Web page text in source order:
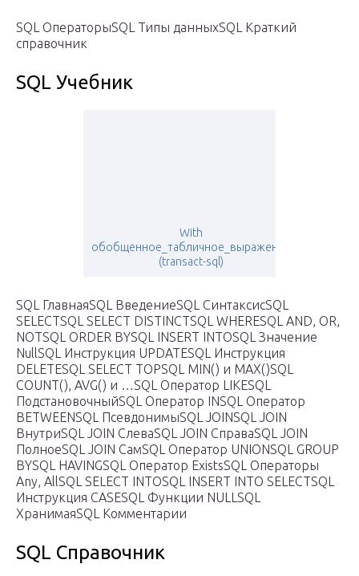
SQL ОператорыSQL Типы данныхSQL Краткий
справочник
SQL Учебник
With
обобщенное_табличное_выражение
(transact-sql)
SQL ГлавнаяSQL ВведениеSQL СинтаксисSQL
SELECTSQL SELECT DISTINCTSQL WHERESQL AND, OR,
NOTSQL ORDER BYSQL INSERT INTOSQL Значение
NullSQL Инструкция UPDATESQL Инструкция
DELETESQL SELECT TOPSQL MIN() и MAX()SQL
COUNT(), AVG() и …SQL Оператор LIKESQL
ПодстановочныйSQL Оператор INSQL Оператор
BETWEENSQL ПсевдонимыSQL JOINSQL JOIN
ВнутриSQL JOIN СлеваSQL JOIN СправаSQL JOIN
ПолноеSQL JOIN СамSQL Оператор UNIONSQL GROUP
BYSQL HAVINGSQL Оператор ExistsSQL Операторы
Any, AllSQL SELECT INTOSQL INSERT INTO SELECTSQL
Инструкция CASESQL Функции NULLSQL
ХранимаяSQL Комментарии
SQL Справочник